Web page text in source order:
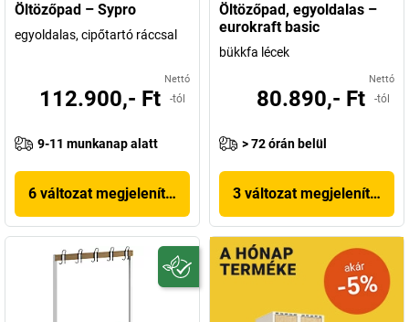
Öltözőpad – Sypro
egyoldalas, cipőtartó ráccsal
Nettó
112.900,- Ft -tól
9-11 munkanap alatt
6 változat megjelenítése
Öltözőpad, egyoldalas –
eurokraft basic
bükkfa lécek
Nettó
80.890,- Ft -tól
> 72 órán belül
3 változat megjelenítése